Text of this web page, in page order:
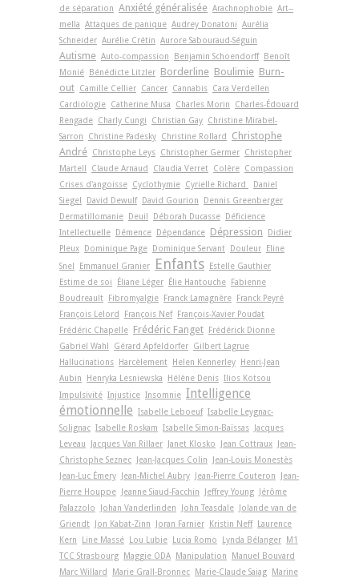
de séparation Anxiété généralisée Arachnophobie Art-­
mella Attaques de panique Audrey Donatoni Aurélia
Schneider Aurélie Crétin Aurore Sabouraud-Séguin
Autisme Auto-compassion Benjamin Schoendorff
Benoît
Monié
Bénédicte Litzler Borderline Boulimie Burn-
out Camille Cellier Cancer Cannabis Cara Verdellen
Cardiologie Catherine Musa Charles Morin
Charles-Édouard
Rengade Charly Cungi Christian Gay Christine Mirabel-
Sarron
Christine Padesky Christine Rollard
Christophe
André Christophe Leys Christopher Germer Christopher
Martell
Claude Arnaud Claudia Verret Colère Compassion
Crises d'angoisse Cyclothymie Cyrielle Richard
Daniel
Siegel
David Dewulf David Gourion
Dennis Greenberger
Dermatillomanie
Deuil Déborah Ducasse
Déficience
Intellectuelle
Démence Dépendance Dépression
Didier
Pleux
Dominique Page Dominique Servant Douleur
Eline
Snel
Emmanuel Granier Enfants
Estelle Gauthier
Estime de soi
Éliane Léger Élie Hantouche
Fabienne
Boudreault
Fibromyalgie Franck Lamagnère
Franck Peyré
François Lelord
François Nef
François-Xavier Poudat
Frédéric Chapelle Frédéric Fanget
Frédérick Dionne
Gabriel Wahl
Gérard Apfeldorfer Gilbert Lagrue
Hallucinations
Harcèlement Helen Kennerley
Henri-Jean
Aubin
Henryka Lesniewska Hélène Denis Ilios Kotsou
Impulsivité Injustice Insomnie Intelligence
émotionnelle Isabelle Leboeuf Isabelle Leygnac-
Solignac Isabelle Roskam Isabelle Simon-Baïssas
Jacques
Leveau
Jacques Van Rillaer Janet Klosko Jean Cottraux
Jean-
Christophe Seznec
Jean-Jacques Colin
Jean-Louis Monestès
Jean-Luc Émery
Jean-Michel Aubry Jean-Pierre Couteron
Jean-
Pierre Houppe
Jeanne Siaud-Facchin Jeffrey Young
Jérôme
Palazzolo
Johan Vanderlinden John Teasdale
Jolande van de
Griendt
Jon Kabat-Zinn Joran Farnier Kristin Neff
Laurence
Kern
Line Massé Lou Lubie Lucia Romo Lynda Bélanger
M1
TCC Strasbourg
Maggie ODA Manipulation
Manuel Bouvard
Marc Willard
Marie Grall-Bronnec Marie-Claude Saiag
Marine